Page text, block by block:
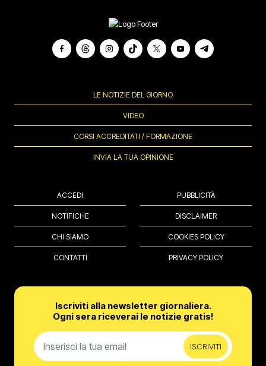
LE NOTIZIE DEL GIORNO
VIDEO
CORSI ACCREDITATI / FORMAZIONE
INVIA LA TUA OPINIONE
ACCEDI
NOTIFICHE
CHI SIAMO
CONTATTI
PUBBLICITÀ
DISCLAIMER
COOKIES POLICY
PRIVACY POLICY
Iscriviti alla newsletter giornaliera.
Ogni sera riceverai le notizie gratis!
ISCRIVITI